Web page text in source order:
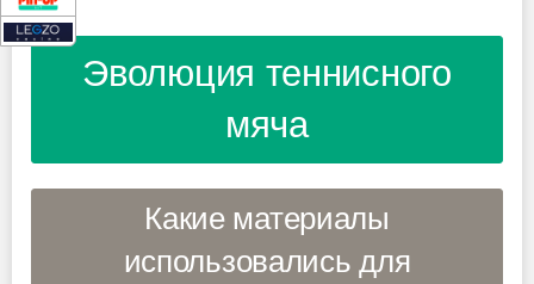
Эволюция теннисного
мяча
Какие материалы
использовались для